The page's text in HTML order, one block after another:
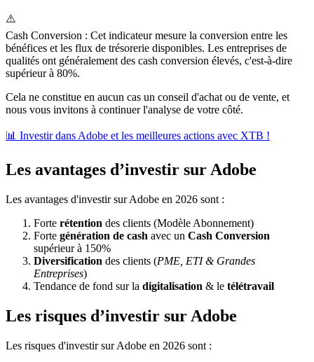
⚠️
Cash Conversion : Cet indicateur mesure la conversion entre les
bénéfices et les flux de trésorerie disponibles. Les entreprises de
qualités ont généralement des cash conversion élevés, c'est-à-dire
supérieur à 80%.
Cela ne constitue en aucun cas un conseil d'achat ou de vente, et
nous vous invitons à continuer l'analyse de votre côté.
📊 Investir dans Adobe et les meilleures actions avec XTB !
Les avantages d’investir sur Adobe
Les avantages d'investir sur Adobe en 2026 sont :
Forte rétention des clients (Modèle Abonnement)
Forte génération de cash avec un Cash Conversion
supérieur à 150%
Diversification des clients (PME, ETI & Grandes
Entreprises)
Tendance de fond sur la digitalisation & le télétravail
Les risques d’investir sur Adobe
Les risques d'investir sur Adobe en 2026 sont :